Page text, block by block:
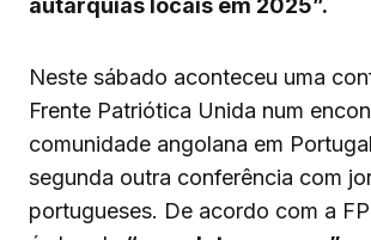
autarquias locais em 2025”.
Neste sábado aconteceu uma
Frente Patriótica Unida num
comunidade angolana em
segunda outra conferência com
portugueses. De acordo com a